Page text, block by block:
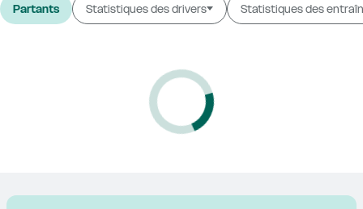
Partants Statistiques des drivers Statistiques des